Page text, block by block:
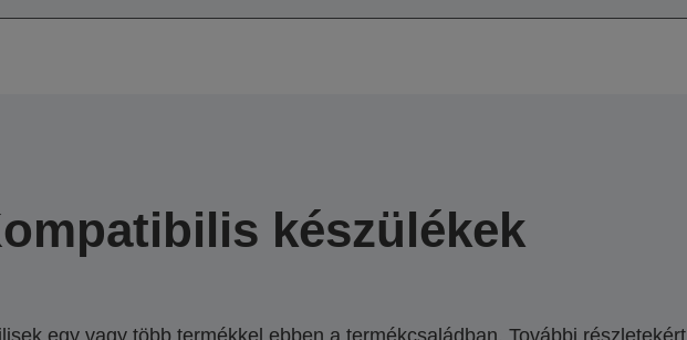
készülékek
egy vagy több termékkel ebben a termékcsaládban. További